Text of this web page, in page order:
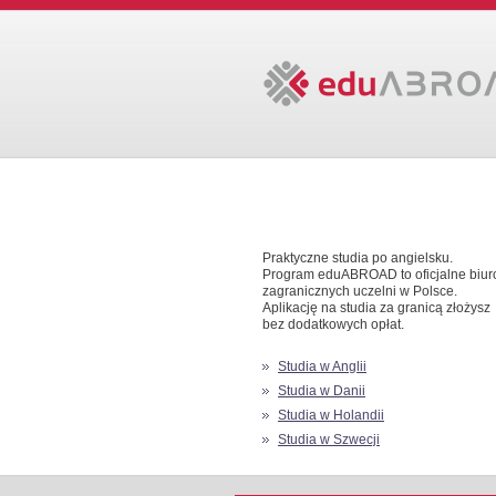
Praktyczne studia po angielsku.
Program eduABROAD to oficjalne
zagranicznych uczelni w Polsce.
Aplikację na studia za granicą złożysz
bez dodatkowych opłat.
Studia w Anglii
Studia w Danii
Studia w Holandii
Studia w Szwecji